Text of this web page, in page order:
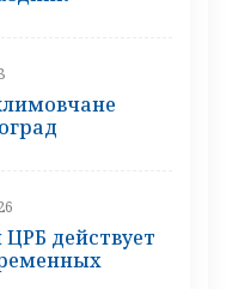
действует